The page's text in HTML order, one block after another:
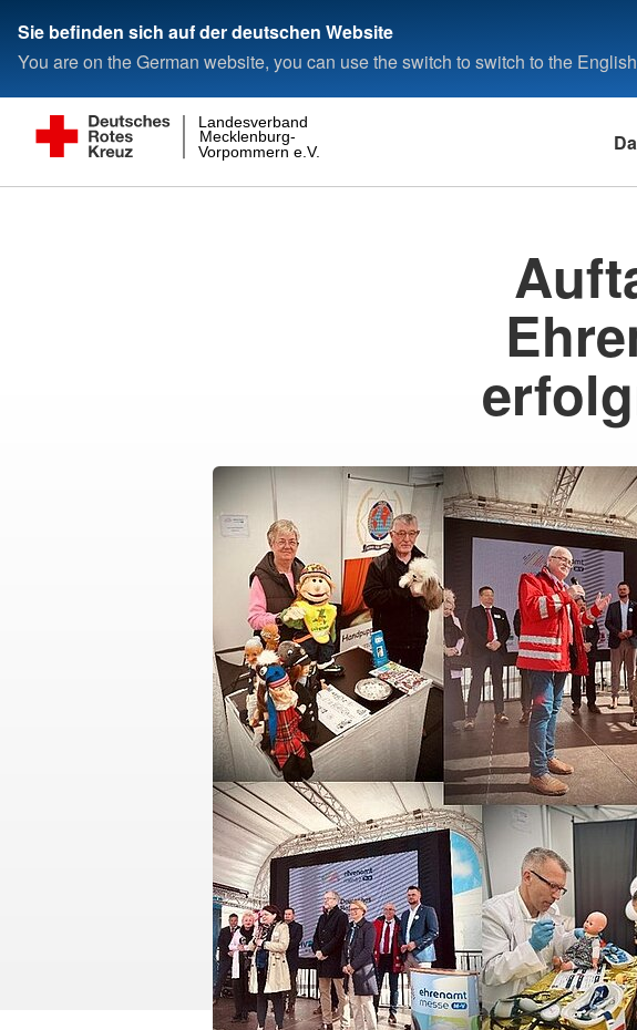
Sie befinden sich auf der deutschen Website
You are on the German website, you can use the switch to switch to the
Vorpommern e.V.
Mecklenburg-
Landesverband